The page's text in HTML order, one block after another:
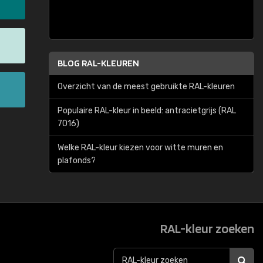
BLOG RAL-KLEUREN
Overzicht van de meest gebruikte RAL-kleuren
Populaire RAL-kleur in beeld: antracietgrijs (RAL
7016)
Welke RAL-kleur kiezen voor witte muren en
plafonds?
RAL-kleur zoeken